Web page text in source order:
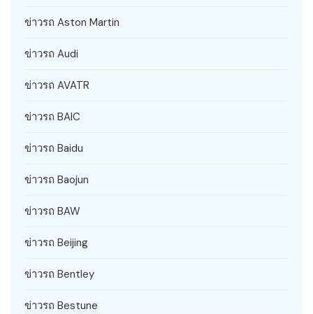
ข่าวรถ Aston Martin
ข่าวรถ Audi
ข่าวรถ AVATR
ข่าวรถ BAIC
ข่าวรถ Baidu
ข่าวรถ Baojun
ข่าวรถ BAW
ข่าวรถ Beijing
ข่าวรถ Bentley
ข่าวรถ Bestune